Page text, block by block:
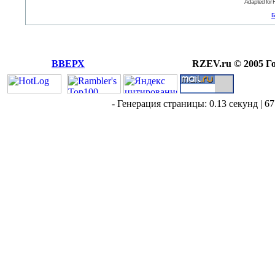
Adapted for
ВВЕРХ RZEV.ru © 2005
- Генерация страницы: 0.13 секунд |